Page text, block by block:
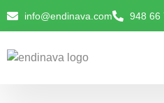
info@endinava.com 948 66